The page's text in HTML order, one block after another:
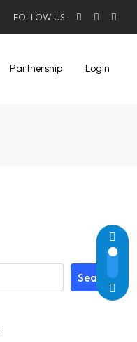
FOLLOW US :
Partnership Login
Search